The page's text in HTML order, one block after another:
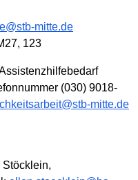
mitte.de
123
(030) 9018-
mitte.de